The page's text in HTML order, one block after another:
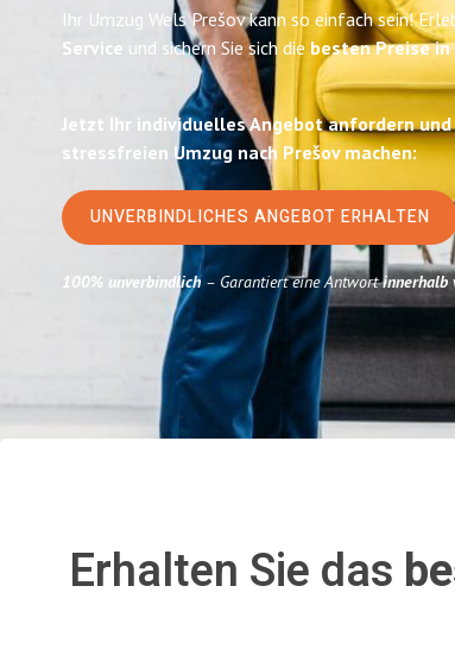
Ihr Umzug Wels Prešov kann so einfach sein!
Service und sichern Sie sich die besten Preise in
Jetzt Ihr individuelles Angebot anfordern
stressfreien Umzug nach Prešov machen:
UNVERBINDLICHES ANGEBOT ERHALTEN
100% unverbindlich– Garantiert eine Antwortinnerhalb
Erhalten Sie das